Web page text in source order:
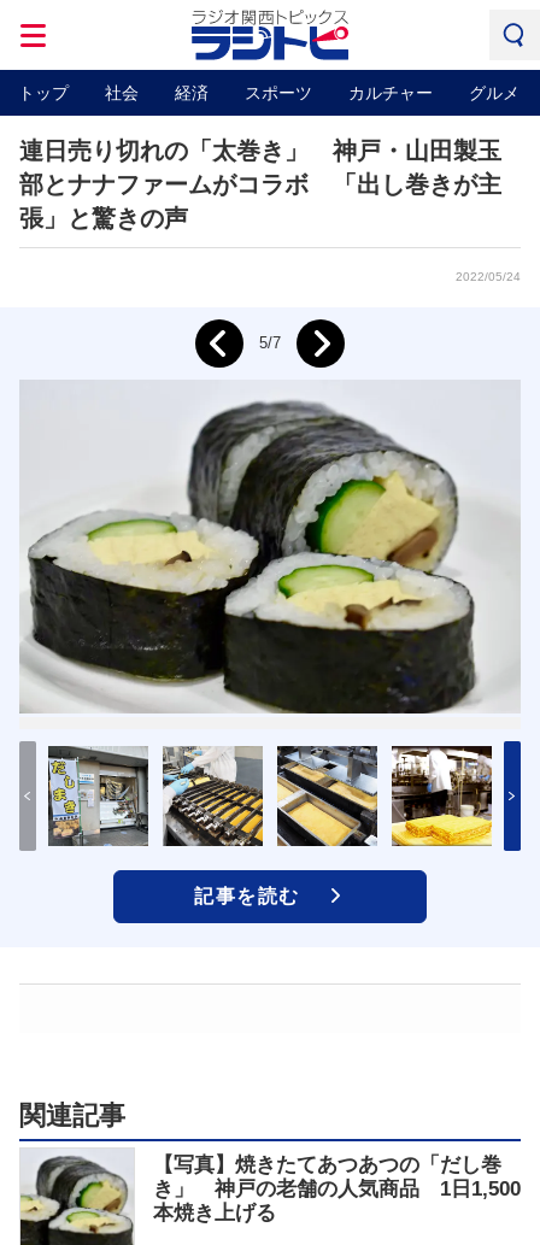
トップ 社会 経済 スポーツ カルチャー グルメ
連日売り切れの「太巻き」 神戸・山田製玉
部とナナファームがコラボ 「出し巻きが主
張」と驚きの声
2022/05/24
Prev 5/7 Next
記事を読む
関連記事
【写真】焼きたてあつあつの「だし巻
き」 神戸の老舗の人気商品 1日1,500
本焼き上げる